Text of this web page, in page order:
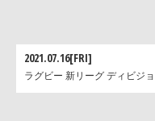
2021.07.16[FRI]
ラグビー 新リーグ ディビジ